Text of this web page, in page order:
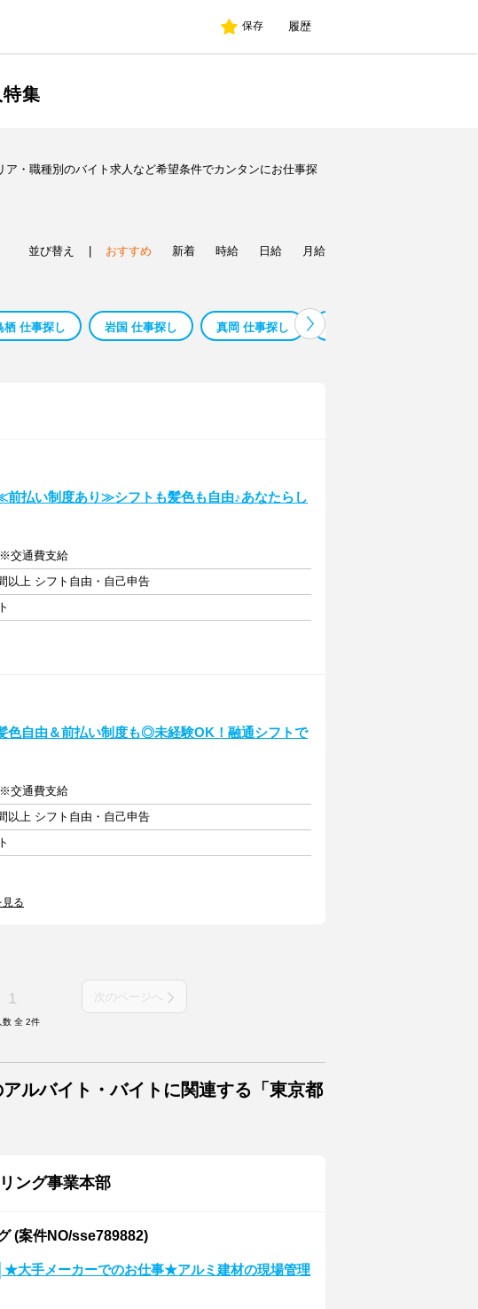
保存 履歴
集
・職種別のバイト求人など希望条件でカンタンにお仕事探
並び替え おすすめ 新着 時給 日給 月給
栖 仕事探し 岩国 仕事探し 真岡 仕事探し
前払い制度あり≫シフトも髪色も自由♪あなたらし
交通費支給
以上 シフト自由・自己申告
色自由＆前払い制度も◎未経験OK！融通シフトで
交通費支給
以上 シフト自由・自己申告
る
1 次のページへ
数 全 2件
ルバイト・バイトに関連する「東京都
ング事業本部
(案件NO/sse789882)
大手メーカーでのお仕事★アルミ建材の現場管理